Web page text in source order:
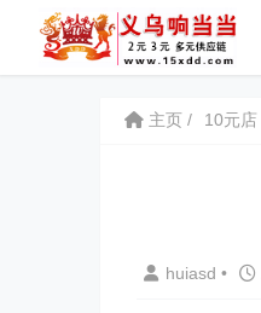
主页 10元店
huiasd •